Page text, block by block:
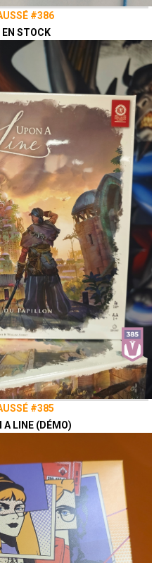
#386
STOCK
#385
A LINE (DÉMO)